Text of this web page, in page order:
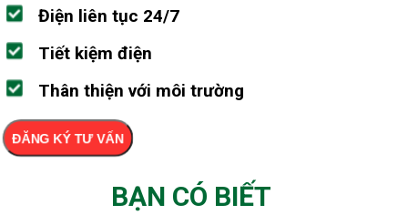
ĐĂNG KÝ TƯ VẤN
Điện liên tục 24/7
Tiết kiệm điện
Thân thiện với môi trường
BẠN CÓ BIẾT